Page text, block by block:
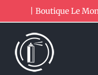
au
contenu
| Boutique Le